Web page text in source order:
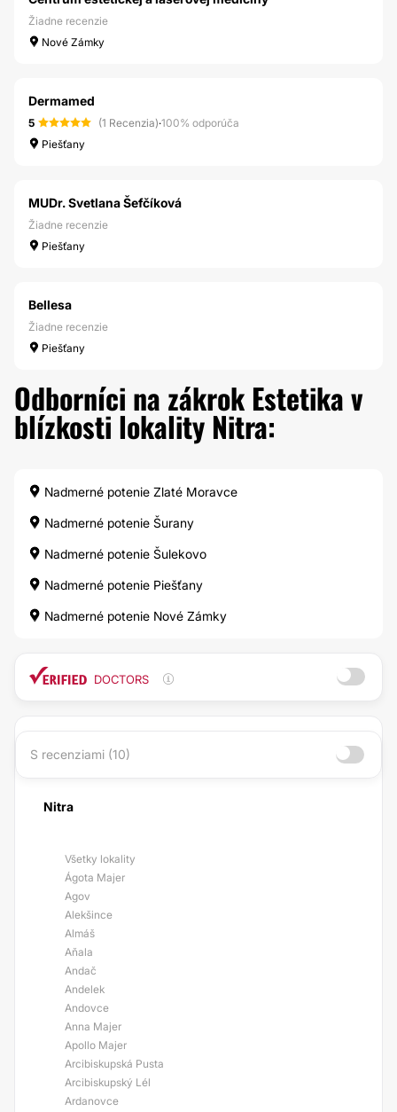
Žiadne recenzie
Nové Zámky
Dermamed
5 (1 Recenzia)·100% odporúča
Piešťany
MUDr. Svetlana Šefčíková
Žiadne recenzie
Piešťany
Bellesa
Žiadne recenzie
Piešťany
Odborníci na zákrok Estetika v
blízkosti lokality Nitra:
Nadmerné potenie Zlaté Moravce
Nadmerné potenie Šurany
Nadmerné potenie Šulekovo
Nadmerné potenie Piešťany
Nadmerné potenie Nové Zámky
DOCTORS
S recenziami (10)
Nitra
Všetky lokality
Ágota Majer
Agov
Alekšince
Almáš
Aňala
Andač
Andelek
Andovce
Anna Majer
Apollo Majer
Arcibiskupská Pusta
Arcibiskupský Lél
Ardanovce